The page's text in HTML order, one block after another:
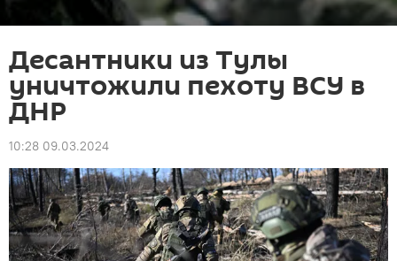
Десантники из Тулы
уничтожили пехоту ВСУ в
ДНР
10:28 09.03.2024